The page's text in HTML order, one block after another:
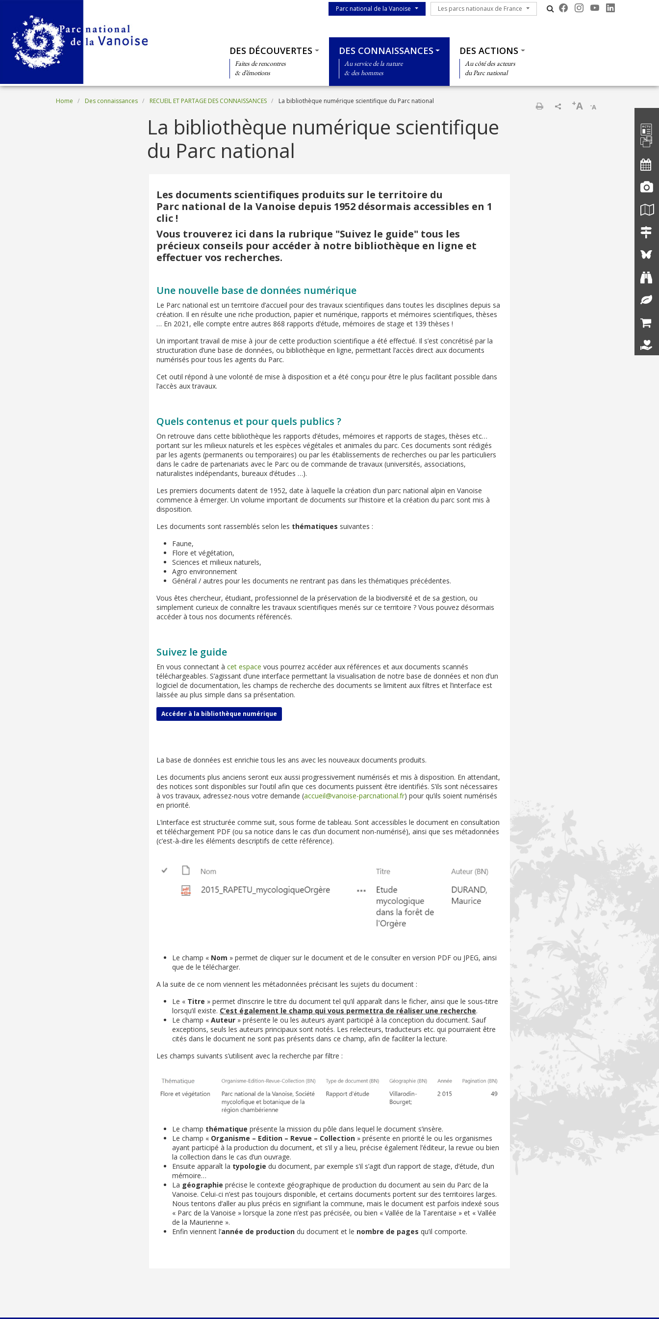
Menu du parc
Parc national de la Vanoise Les parcs nationaux de France
Les parcs nationaux de France
DES DÉCOUVERTES
Faites de rencontres
& d’émotions
DES CONNAISSANCES
Au service de la nature
& des hommes
DES ACTIONS
Au côté des acteurs
du Parc national
Breadcrumb
Home Des connaissances RECUEIL ET PARTAGE DES CONNAISSANCES La bibliothèque numérique scientifique du Parc national
-A
+A
La bibliothèque numérique scientifique
du Parc national
Les documents scientifiques produits sur le territoire du
Parc national de la Vanoise depuis 1952 désormais accessibles en 1
clic !
Vous trouverez ici dans la rubrique "Suivez le guide" tous les
précieux conseils pour accéder à notre bibliothèque en ligne et
effectuer vos recherches.
Une nouvelle base de données numérique
Le Parc national est un territoire d’accueil pour des travaux scientifiques dans toutes les disciplines depuis sa
création. Il en résulte une riche production, papier et numérique, rapports et mémoires scientifiques, thèses
… En 2021, elle compte entre autres 868 rapports d’étude, mémoires de stage et 139 thèses !
Un important travail de mise à jour de cette production scientifique a été effectué. Il s’est concrétisé par la
structuration d’une base de données, ou bibliothèque en ligne, permettant l’accès direct aux documents
numérisés pour tous les agents du Parc.
Cet outil répond à une volonté de mise à disposition et a été conçu pour être le plus facilitant possible dans
l’accès aux travaux.
Quels contenus et pour quels publics ?
On retrouve dans cette bibliothèque les rapports d’études, mémoires et rapports de stages, thèses etc…
portant sur les milieux naturels et les espèces végétales et animales du parc. Ces documents sont rédigés
par les agents (permanents ou temporaires) ou par les établissements de recherches ou par les particuliers
dans le cadre de partenariats avec le Parc ou de commande de travaux (universités, associations,
naturalistes indépendants, bureaux d’études …).
Les premiers documents datent de 1952, date à laquelle la création d’un parc national alpin en Vanoise
commence à émerger. Un volume important de documents sur l’histoire et la création du parc sont mis à
disposition.
Les documents sont rassemblés selon les thématiques suivantes :
Faune,
Flore et végétation,
Sciences et milieux naturels,
Agro environnement
Général / autres pour les documents ne rentrant pas dans les thématiques précédentes.
Vous êtes chercheur, étudiant, professionnel de la préservation de la biodiversité et de sa gestion, ou
simplement curieux de connaître les travaux scientifiques menés sur ce territoire ? Vous pouvez désormais
accéder à tous nos documents référencés.
Suivez le guide
En vous connectant à cet espace vous pourrez accéder aux références et aux documents scannés
téléchargeables. S’agissant d’une interface permettant la visualisation de notre base de données et non d’un
logiciel de documentation, les champs de recherche des documents se limitent aux filtres et l’interface est
laissée au plus simple dans sa présentation.
Accéder à la bibliothèque numérique
La base de données est enrichie tous les ans avec les nouveaux documents produits.
Les documents plus anciens seront eux aussi progressivement numérisés et mis à disposition. En attendant,
des notices sont disponibles sur l’outil afin que ces documents puissent être identifiés. S’ils sont nécessaires
à vos travaux, adressez-nous votre demande (accueil@vanoise-parcnational.fr) pour qu’ils soient numérisés
en priorité.
L’interface est structurée comme suit, sous forme de tableau. Sont accessibles le document en consultation
et téléchargement PDF (ou sa notice dans le cas d’un document non-numérisé), ainsi que ses métadonnées
(c’est-à-dire les éléments descriptifs de cette référence).
Le champ « Nom » permet de cliquer sur le document et de le consulter en version PDF ou JPEG, ainsi
que de le télécharger.
A la suite de ce nom viennent les métadonnées précisant les sujets du document :
Le « Titre » permet d’inscrire le titre du document tel qu’il apparaît dans le ficher, ainsi que le sous-titre
lorsqu’il existe. C’est également le champ qui vous permettra de réaliser une recherche.
Le champ « Auteur » présente le ou les auteurs ayant participé à la conception du document. Sauf
exceptions, seuls les auteurs principaux sont notés. Les relecteurs, traducteurs etc. qui pourraient être
cités dans le document ne sont pas présents dans ce champ, afin de faciliter la lecture.
Les champs suivants s’utilisent avec la recherche par filtre :
Le champ thématique présente la mission du pôle dans lequel le document s’insère.
Le champ « Organisme – Edition – Revue – Collection » présente en priorité le ou les organismes
ayant participé à la production du document, et s’il y a lieu, précise également l’éditeur, la revue ou bien
la collection dans le cas d’un ouvrage.
Ensuite apparaît la typologie du document, par exemple s’il s’agit d’un rapport de stage, d’étude, d’un
mémoire…
La géographie précise le contexte géographique de production du document au sein du Parc de la
Vanoise. Celui-ci n’est pas toujours disponible, et certains documents portent sur des territoires larges.
Nous tentons d’aller au plus précis en signifiant la commune, mais le document est parfois indexé sous
« Parc de la Vanoise » lorsque la zone n’est pas précisée, ou bien « Vallée de la Tarentaise » et « Vallée
de la Maurienne ».
Enfin viennent l’année de production du document et le nombre de pages qu’il comporte.